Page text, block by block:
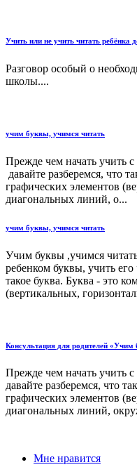
Учить или не учить читать ребёнка
Разговор особый о
школы....
учим буквы, учимся читать
Прежде чем начать учить
давайте разберемся, что
графических элементов
диагональных линий, о...
учим буквы, учимся читать
Учим буквы ,учимся
ребенком буквы, учить его
такое буква. Буква - это
(вертикальных,
Консультация для родителей «Учим
Прежде чем начать учить
давайте разберемся, что
графических элементов
диагональных линий,
Мне нравится